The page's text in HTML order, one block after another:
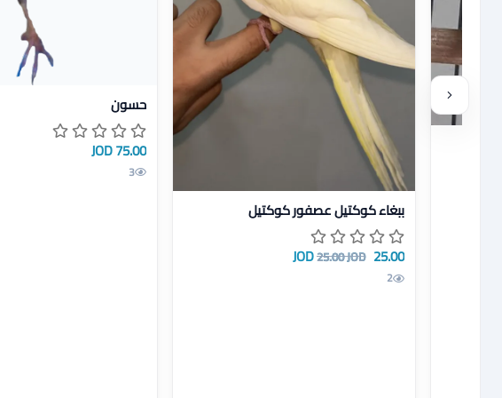
عرض تفاصيل ببغاء كوكتيل عصفور كوكتيل
ببغاء كوكتيل عصفور كوكتيل
25.00 JOD
25.00 JOD
2
عرض تفاصيل حسون
حسون
75.00 JOD
3